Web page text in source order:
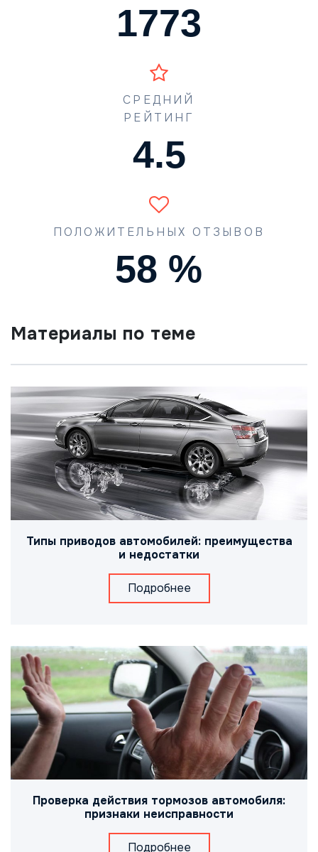
1773
СРЕДНИЙ
РЕЙТИНГ
4.5
ПОЛОЖИТЕЛЬНЫХ ОТЗЫВОВ
90 %
Материалы по теме
Типы приводов автомобилей: преимущества
и недостатки
Подробнее
Проверка действия тормозов автомобиля:
признаки неисправности
Подробнее